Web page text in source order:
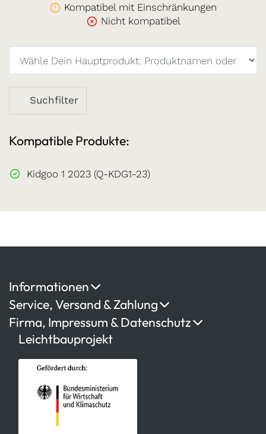
Kompatibel mit Einschränkungen
Nicht kompatibel
Suchfilter
Kompatible Produkte:
Kidgoo 1 2023 (Q-KDG1-23)
Informationen
Service, Versand & Zahlung
Firma, Impressum & Datenschutz
Leichtbauprojekt